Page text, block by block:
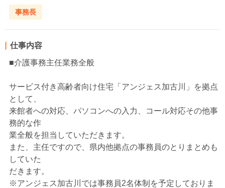
事務長
仕事内容
■介護事務主任業務全般
サービス付き高齢者向け住宅「アンジェス加古川」を拠点
として、
来館者への対応、パソコンへの入力、コール対応その他事
務的な作
業全般を担当していただきます。
また、主任ですので、県内他拠点の事務員のとりまとめも
していた
だきます。
※アンジェス加古川では事務員2名体制を予定しておりま